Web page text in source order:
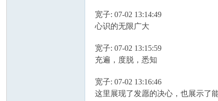
宽子: 07-02 13:14:49
心识的无限广大
宽子: 07-02 13:15:59
充遍，度脱，悉知
宽子: 07-02 13:16:46
这里展现了发愿的决心，也展示了